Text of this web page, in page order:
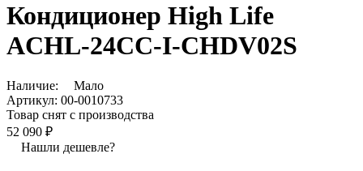
Кондиционер High Life
ACHL-24CC-I-CHDV02S
Наличие:
Мало
Артикул: 00-0010733
Товар снят с производства
52 090 ₽
Нашли дешевле?